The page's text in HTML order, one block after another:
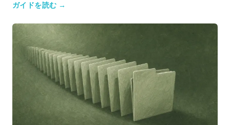
ガイドを読む →